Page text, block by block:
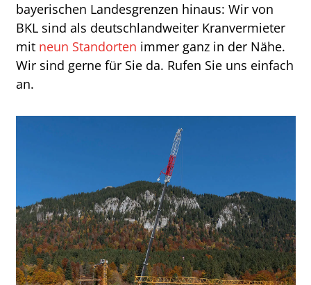
bayerischen Landesgrenzen hinaus: Wir von
BKL sind als deutschlandweiter Kranvermieter
mit neun Standorten immer ganz in der Nähe.
Wir sind gerne für Sie da. Rufen Sie uns einfach
an.